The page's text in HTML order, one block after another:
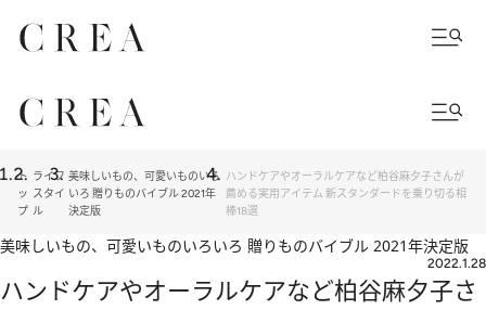
ト
ッ
プ
ライフ
スタイ
ル
美味しいもの、可愛いものいろ
いろ 贈りものバイブル 2021年
決定版
ハンドケアやオーラルケアなど柏谷麻夕子さんが
薦める実用アイテム 新スタンダードを乗り切る相
棒18選
美味しいもの、可愛いものいろいろ 贈りものバイブル 2021年決定版
2022.1.28
ハンドケアやオーラルケアなど柏谷麻夕子さ